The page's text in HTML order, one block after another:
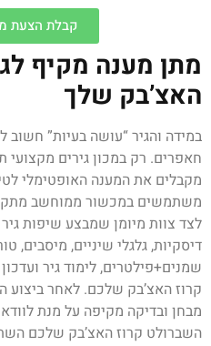
קבלת הצעת
מתן מענה מקיף
האצ’בק שלך
במידה והגיר “עושה בעיות” חשוב
חאפרים. רק במכון גירים מקצועי
מקבלים את המענה האופטימלי
משתמשים במכשור ממוחשב
לצד צוות מיומן שמבצע שיפות
דיסקיות, גלגלי שיניים, מיסבים,
שמנים+פילטרים, לימוד גיר
קרוז האצ’בק שלכם. לאחר ביצוע
מבחן ובדיקה מקיפה על מנת
השברולט קרוז האצ’בק שלכם